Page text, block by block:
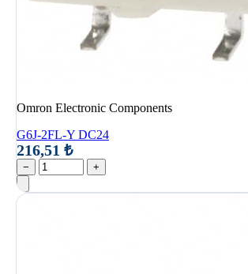
Omron Electronic Components
G6J-2FL-Y DC24
216,51 ₺
− +